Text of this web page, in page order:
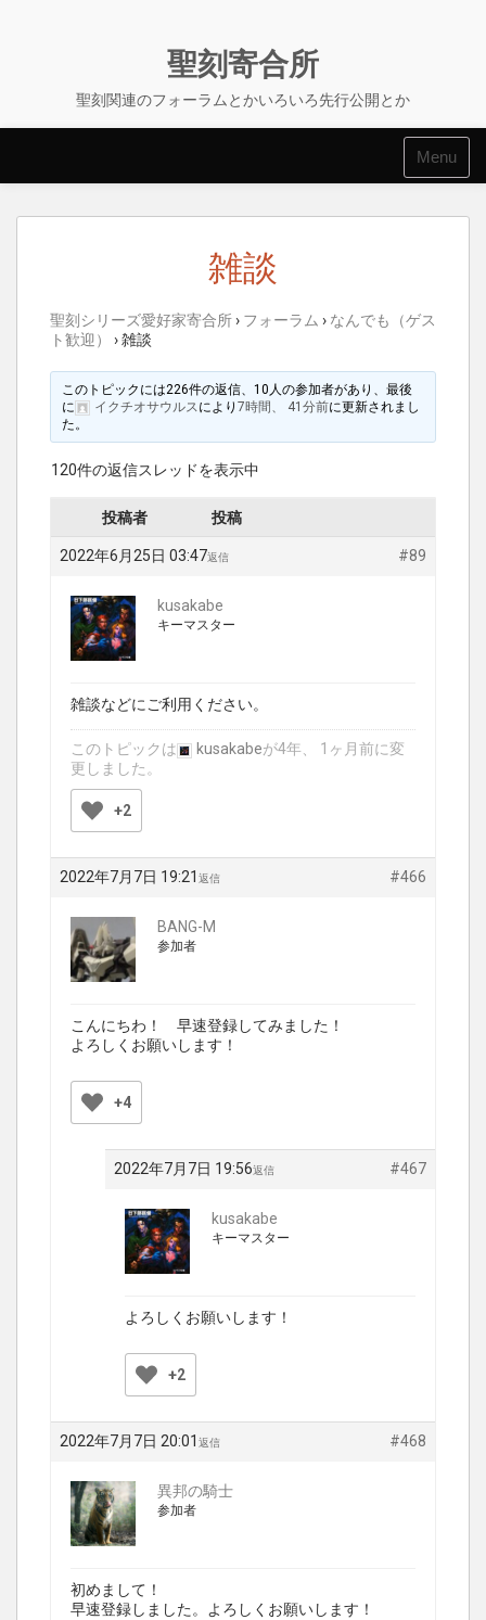
聖刻寄合所
聖刻関連のフォーラムとかいろいろ先行公開とか
Menu
雑談
聖刻シリーズ愛好家寄合所› フォーラム › なんでも（ゲス
ト歓迎）
›雑談
このトピックには226件の返信、10人の参加者があり、最後
に
イクチオサウルスにより7時間、 41分前に更新されまし
た。
120件の返信スレッドを表示中
投稿者 投稿
2022年6月25日 03:47 #89
返信
kusakabe
キーマスター
雑談などにご利用ください。
このトピックは kusakabeが4年、 1ヶ月前に変
更しました。
+2
2022年7月7日 19:21 #466
返信
BANG-M
参加者
こんにちわ！ 早速登録してみました！
よろしくお願いします！
+4
2022年7月7日 19:56 #467
返信
kusakabe
キーマスター
よろしくお願いします！
+2
2022年7月7日 20:01 #468
返信
異邦の騎士
参加者
初めまして！
早速登録しました。よろしくお願いします！